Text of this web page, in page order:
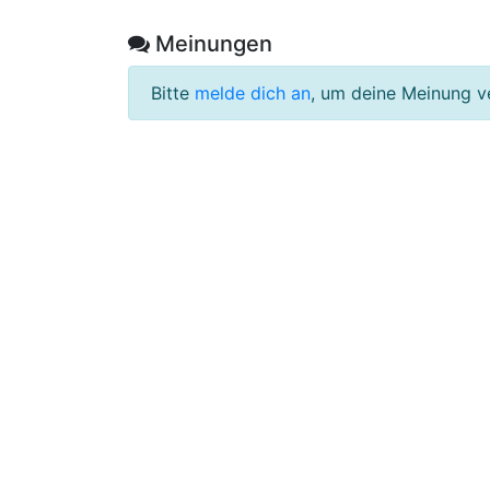
Meinungen
Bitte melde dich an, um deine Meinung